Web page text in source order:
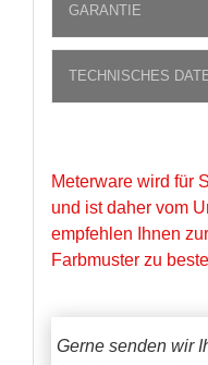
GARANTIE
TECHNISCHES
Meterware wird für
und ist daher vom
empfehlen Ihnen
Farbmuster zu
Gerne senden wir